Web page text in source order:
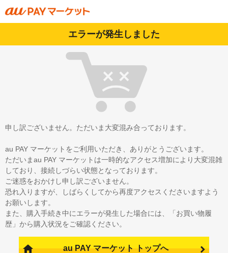
エラーが発生しました
申し訳ございません。ただいま大変混み合っております。
au PAY マーケットをご利用いただき、ありがとうございます。
ただいまau PAY マーケットは一時的なアクセス増加により大変混雑
しており、接続しづらい状態となっております。
ご迷惑をおかけし申し訳ございません。
恐れ入りますが、しばらくしてから再度アクセスくださいますよう
お願いします。
また、購入手続き中にエラーが発生した場合には、「お買い物履
歴」から購入状況をご確認ください。
au PAY マーケット トップへ